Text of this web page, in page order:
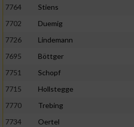
7764
Stiens
7702
Duemig
7726
Lindemann
7695
Böttger
7751
Schopf
7715
Hollstegge
7770
Trebing
7734
Oertel